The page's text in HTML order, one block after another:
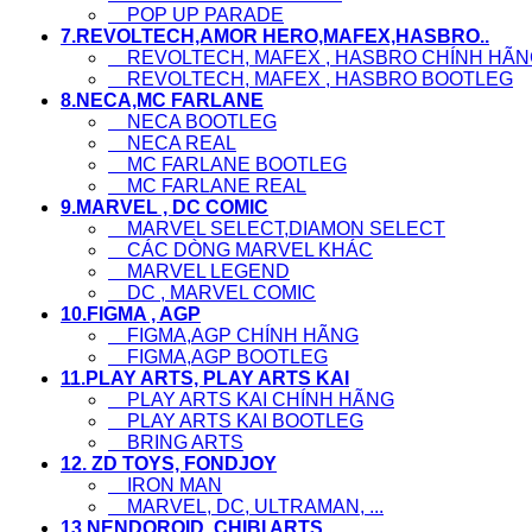
POP UP PARADE
7.REVOLTECH,AMOR HERO,MAFEX,HASBRO..
REVOLTECH, MAFEX , HASBRO CHÍNH
REVOLTECH, MAFEX , HASBRO BOOTLEG
8.NECA,MC FARLANE
NECA BOOTLEG
NECA REAL
MC FARLANE BOOTLEG
MC FARLANE REAL
9.MARVEL , DC COMIC
MARVEL SELECT,DIAMON SELECT
CÁC DÒNG MARVEL KHÁC
MARVEL LEGEND
DC , MARVEL COMIC
10.FIGMA , AGP
FIGMA,AGP CHÍNH HÃNG
FIGMA,AGP BOOTLEG
11.PLAY ARTS, PLAY ARTS KAI
PLAY ARTS KAI CHÍNH HÃNG
PLAY ARTS KAI BOOTLEG
BRING ARTS
12. ZD TOYS, FONDJOY
IRON MAN
MARVEL, DC, ULTRAMAN, ...